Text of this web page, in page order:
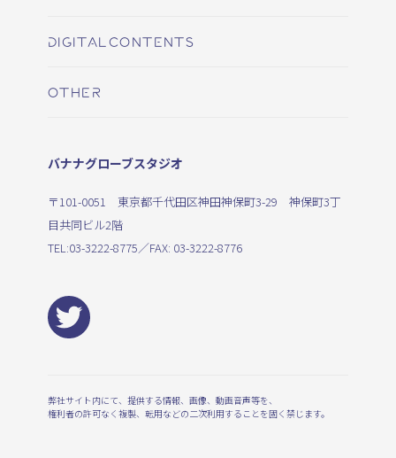
DIGITALCONTENTS
OTHER
バナナグローブスタジオ
〒101-0051 東京都千代田区神田神保町3-29 神保町3丁
目共同ビル2階
TEL:03-3222-8775／FAX: 03-3222-8776
弊社サイト内にて、提供する情報、画像、動画音声等を、
権利者の許可なく複製、転用などの二次利用することを固く禁じます。